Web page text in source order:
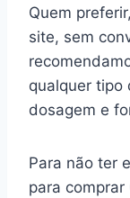
Quem
site, sem
qualquer tipo
dosagem e
Para não ter
para comprar